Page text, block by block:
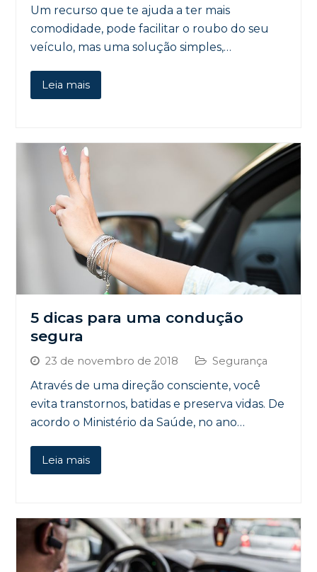
Um recurso que te ajuda a ter mais
comodidade, pode facilitar o roubo do seu
veículo, mas uma solução simples,…
Leia mais
5 dicas para uma condução
segura
23 de novembro de 2018 Segurança
Através de uma direção consciente, você
evita transtornos, batidas e preserva vidas. De
acordo o Ministério da Saúde, no ano…
Leia mais